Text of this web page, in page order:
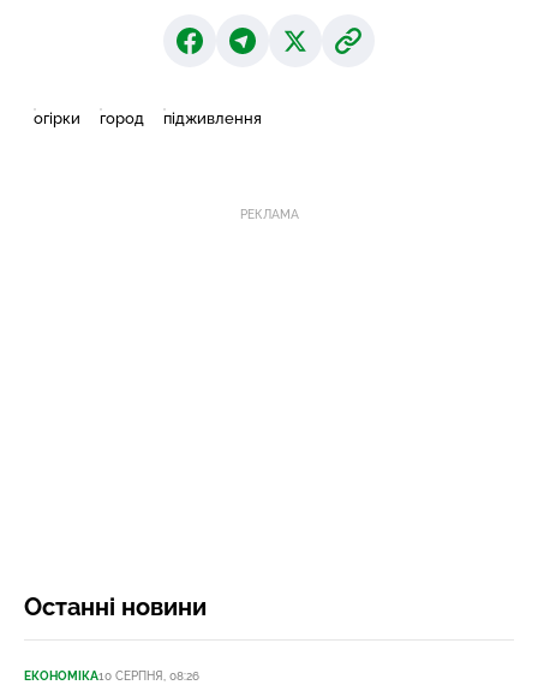
огірки город підживлення
РЕКЛАМА
Останні новини
ЕКОНОМІКА10 СЕРПНЯ, 08:26